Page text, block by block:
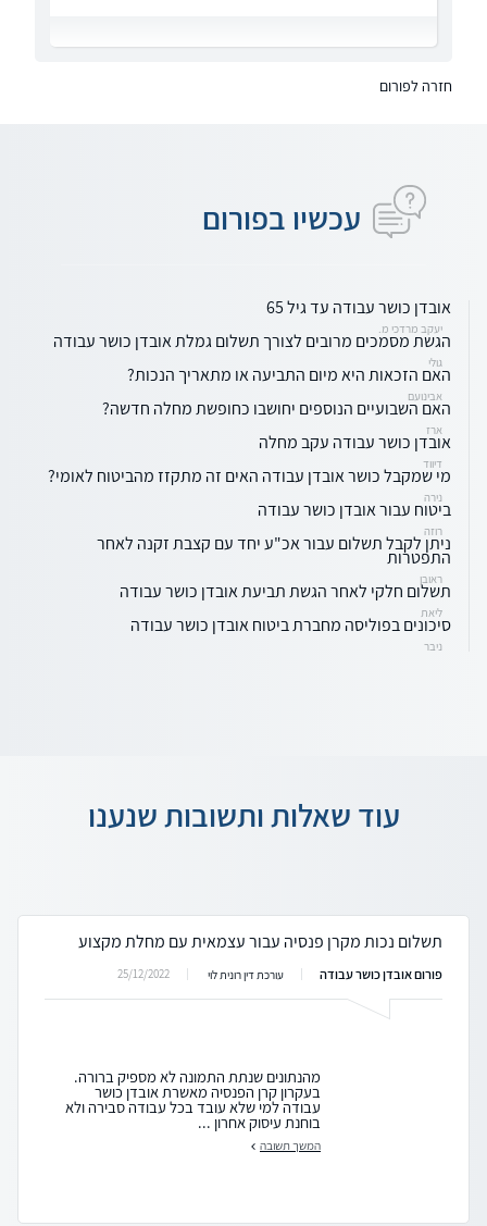
חזרה לפורום
עכשיו בפורום
אובדן כושר עבודה עד גיל 65
יעקב מרדכי מ.
הגשת מסמכים מרובים לצורך תשלום גמלת אובדן כושר עבודה
גולי
האם הזכאות היא מיום התביעה או מתאריך הנכות?
אבינועם
האם השבועיים הנוספים יחושבו כחופשת מחלה חדשה?
ארז
אובדן כושר עבודה עקב מחלה
דיווד
מי שמקבל כושר אובדן עבודה האים זה מתקזז מהביטוח לאומי?
נירה
ביטוח עבור אובדן כושר עבודה
רוזה
ניתן לקבל תשלום עבור אכ"ע יחד עם קצבת זקנה לאחר
התפטרות
ראובן
תשלום חלקי לאחר הגשת תביעת אובדן כושר עבודה
ליאת
סיכונים בפוליסה מחברת ביטוח אובדן כושר עבודה
ניבר
עוד שאלות ותשובות שנענו
תשלום נכות מקרן פנסיה עבור עצמאית עם מחלת מקצוע
פורום אובדן כושר עבודה עורכת דין רונית לוי 25/12/2022
מהנתונים שנתת התמונה לא מספיק ברורה.
בעקרון קרן הפנסיה מאשרת אובדן כושר
עבודה למי שלא עובד בכל עבודה סבירה ולא
בוחנת עיסוק אחרון ...
המשך תשובה